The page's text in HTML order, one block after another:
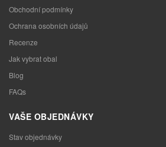
Obchodní podmínky
Ochrana osobních údajů
Recenze
Jak vybrat obal
Blog
FAQs
VAŠE OBJEDNÁVKY
Stav objednávky